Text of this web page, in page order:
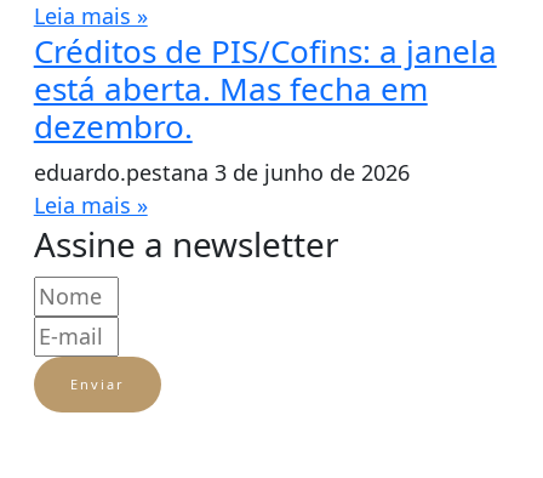
Leia mais »
Créditos de PIS/Cofins: a janela
está aberta. Mas fecha em
dezembro.
eduardo.pestana 3 de junho de 2026
Leia mais »
Assine a newsletter
Enviar